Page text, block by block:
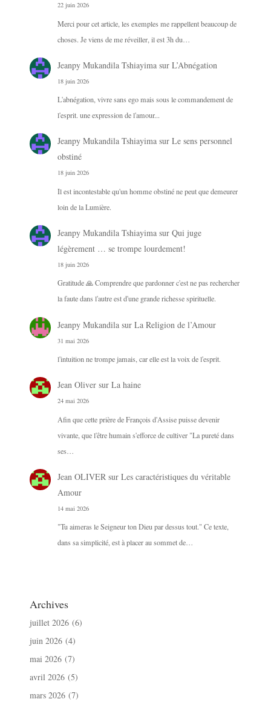
22 juin 2026
Merci pour cet article, les exemples me rappellent beaucoup de
choses. Je viens de me réveiller, il est 3h du…
Jeanpy Mukandila Tshiayimasur L’Abnégation
18 juin 2026
L'abnégation, vivre sans ego mais sous le commandement de
l'esprit. une expression de l'amour...
Jeanpy Mukandila Tshiayimasur Le sens personnel
obstiné
18 juin 2026
Il est incontestable qu'un homme obstiné ne peut que demeurer
loin de la Lumière.
Jeanpy Mukandila Tshiayimasur Qui juge
légèrement … se trompe lourdement!
18 juin 2026
Gratitude 🙏 Comprendre que pardonner c'est ne pas rechercher
la faute dans l'autre est d'une grande richesse spirituelle.
Jeanpy Mukandilasur La Religion de l’Amour
31 mai 2026
l'intuition ne trompe jamais, car elle est la voix de l'esprit.
Jean Oliversur La haine
24 mai 2026
Afin que cette prière de François d'Assise puisse devenir
vivante, que l'être humain s'efforce de cultiver "La pureté dans
ses…
Jean OLIVER sur Les caractéristiques du véritable
Amour
14 mai 2026
"Tu aimeras le Seigneur ton Dieu par dessus tout." Ce texte,
dans sa simplicité, est à placer au sommet de…
Archives
juillet 2026 (6)
juin 2026 (4)
mai 2026 (7)
avril 2026 (5)
mars 2026 (7)